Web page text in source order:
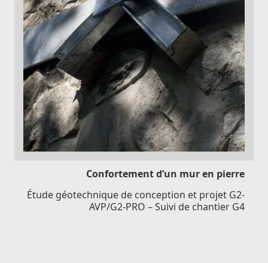
Confortement d’un mur en pierre
Étude géotechnique de conception et projet G2-
AVP/G2-PRO – Suivi de chantier G4